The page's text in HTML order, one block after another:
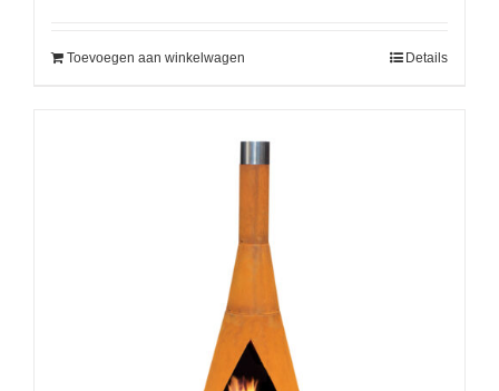
Toevoegen aan winkelwagen Details